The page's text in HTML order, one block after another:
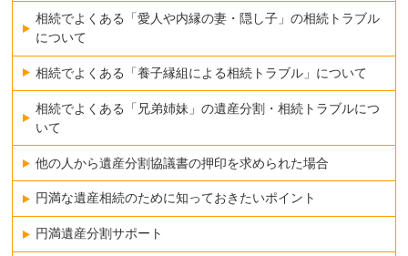
相続でよくある「愛人や内縁の妻・隠し子」の相続トラブル
について
相続でよくある「養子縁組による相続トラブル」について
相続でよくある「兄弟姉妹」の遺産分割・相続トラブルにつ
いて
他の人から遺産分割協議書の押印を求められた場合
円満な遺産相続のために知っておきたいポイント
円満遺産分割サポート